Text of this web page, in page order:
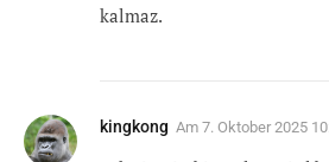
kalmaz.
kingkong Am 7. Oktober 2025